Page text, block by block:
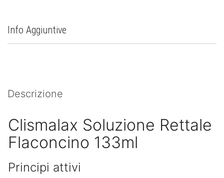
Info Aggiuntive
Descrizione
Clismalax Soluzione Rettale
Flaconcino 133ml
Principi attivi